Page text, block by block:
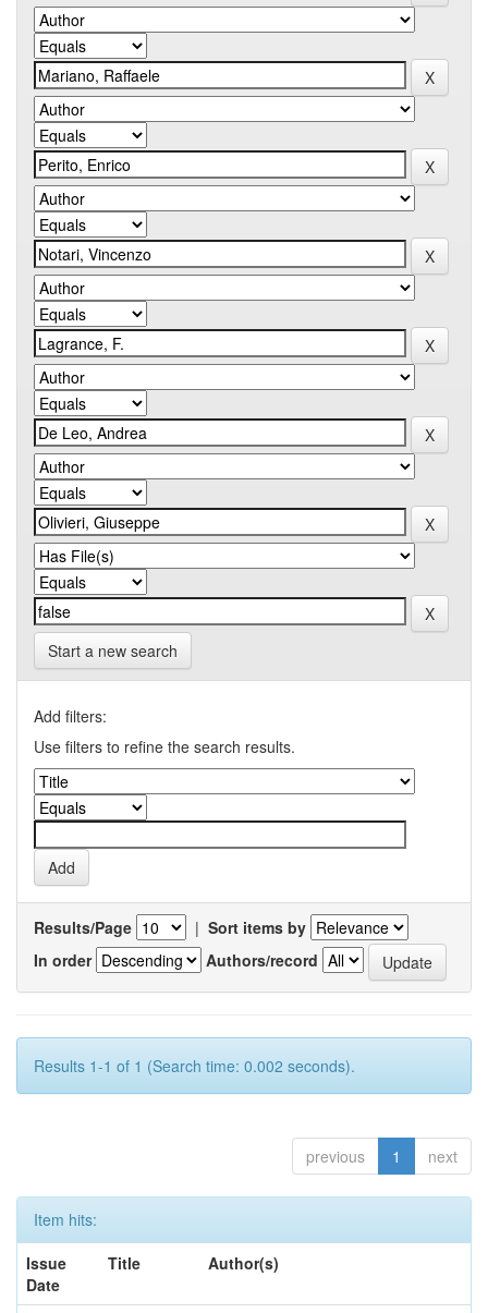
Start a new search
Add filters:
Use filters to refine the search results.
Results/Page | Sort items by
In order
Authors/record
Results 1-1 of 1 (Search time: 0.002 seconds).
previous 1 next
Item hits:
Issue
Date
Title Author(s)